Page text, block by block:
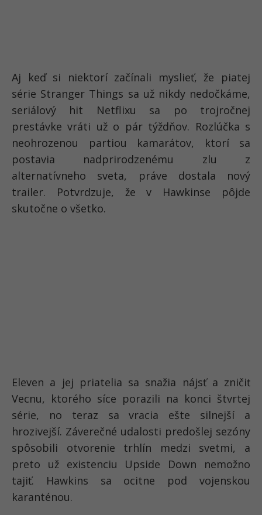
Aj keď si niektorí začínali myslieť, že piatej
série Stranger Things sa už nikdy nedočkáme,
seriálový hit Netflixu sa po trojročnej
prestávke vráti už o pár týždňov. Rozlúčka s
neohrozenou partiou kamarátov, ktorí sa
postavia nadprirodzenému zlu z
alternatívneho sveta, práve dostala nový
trailer. Potvrdzuje, že v Hawkinse pôjde
skutočne o všetko.
Eleven a jej priatelia sa snažia nájsť a zničiť
Vecnu, ktorého síce porazili na konci štvrtej
série, no teraz sa vracia ešte silnejší a
hrozivejší. Záverečné udalosti predošlej sezóny
spôsobili otvorenie trhlín medzi svetmi, a
preto už existenciu Upside Down nemožno
tajiť. Hawkins sa ocitne pod vojenskou
karanténou.